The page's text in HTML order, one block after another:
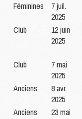
Féminines
7 juil.
2025
Club
12 juin
2025
Club
7 mai
2025
Anciens
8 avr.
2025
Anciens
23 mai